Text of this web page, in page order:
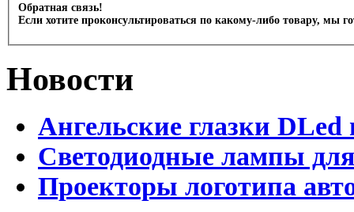
Обратная связь!
Если хотите проконсультироваться по какому-либо товару, мы
Новости
Ангельские глазки DLed
Светодиодные лампы
Проекторы логотипа